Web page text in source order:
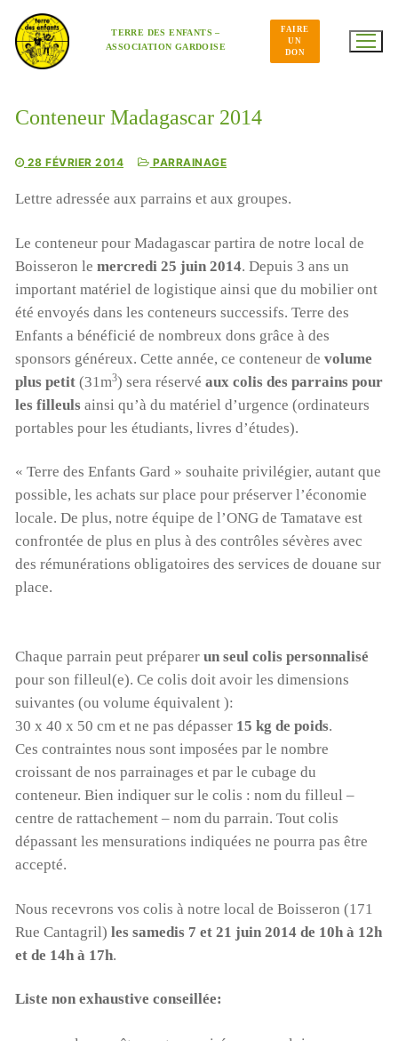
contenu
TERRE DES ENFANTS –
ASSOCIATION GARDOISE
FAIRE
UN
DON
Conteneur Madagascar 2014
28 FÉVRIER 2014 PARRAINAGE
Lettre adressée aux parrains et aux groupes.
Le conteneur pour Madagascar partira de notre local de
Boisseron le mercredi 25 juin 2014. Depuis 3 ans un
important matériel de logistique ainsi que du mobilier ont
été envoyés dans les conteneurs successifs. Terre des
Enfants a bénéficié de nombreux dons grâce à des
sponsors généreux. Cette année, ce conteneur de volume
plus petit(31m3) sera réservé aux colis des parrains pour
les filleulsainsi qu’à du matériel d’urgence (ordinateurs
portables pour les étudiants, livres d’études).
« Terre des Enfants Gard » souhaite privilégier, autant que
possible, les achats sur place pour préserver l’économie
locale. De plus, notre équipe de l’ONG de Tamatave est
confrontée de plus en plus à des contrôles sévères avec
des rémunérations obligatoires des services de douane sur
place.
Chaque parrain peut préparer un seul colis personnalisé
pour son filleul(e). Ce colis doit avoir les dimensions
suivantes (ou volume équivalent ):
30 x 40 x 50 cm et ne pas dépasser 15 kg de poids.
Ces contraintes nous sont imposées par le nombre
croissant de nos parrainages et par le cubage du
conteneur. Bien indiquer sur le colis : nom du filleul –
centre de rattachement – nom du parrain. Tout colis
dépassant les mensurations indiquées ne pourra pas être
accepté.
Nous recevrons vos colis à notre local de Boisseron (171
Rue Cantagril) les samedis 7 et 21 juin 2014 de 10h à 12h
et de 14h à 17h.
Liste non exhaustive conseillée: